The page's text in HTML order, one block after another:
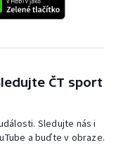
ČT sport
Sledujte nás i
a buďte v obraze.